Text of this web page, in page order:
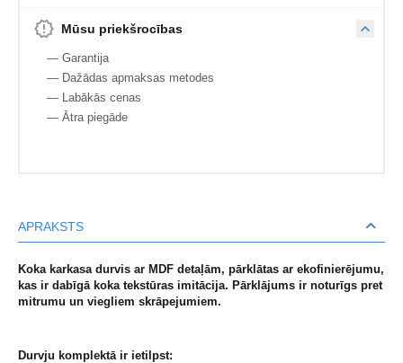
Mūsu priekšrocības
— Garantija
— Dažādas apmaksas metodes
— Labākās cenas
— Ātra piegāde
APRAKSTS
Koka karkasa durvis ar MDF detaļām, pārklātas ar ekofinierējumu,
kas ir dabīgā koka tekstūras imitācija. Pārklājums ir noturīgs pret
mitrumu un viegliem skrāpejumiem.
Durvju komplektā ir ietilpst: